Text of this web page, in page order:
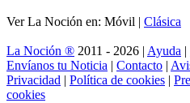
Ver La Noción en: Móvil | Clásica
La Noción ® 2011 - 2026 | Ayuda |
Envíanos tu Noticia | Contacto |
Privacidad | Política de cookies |
cookies